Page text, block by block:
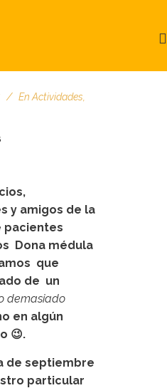
En Actividades
y amigos de la
pacientes
Dona médula
que
de un
demasiado
en algún
😉.
de septiembre
particular